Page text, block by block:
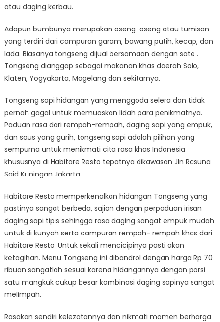
atau daging kerbau.
Adapun bumbunya merupakan oseng-oseng atau tumisan
yang terdiri dari campuran garam, bawang putih, kecap, dan
lada. Biasanya tongseng dijual bersamaan dengan sate .
Tongseng dianggap sebagai makanan khas daerah Solo,
Klaten, Yogyakarta, Magelang dan sekitarnya.
Tongseng sapi hidangan yang menggoda selera dan tidak
pernah gagal untuk memuaskan lidah para penikmatnya.
Paduan rasa dari rempah-rempah, daging sapi yang empuk,
dan saus yang gurih, tongseng sapi adalah pilihan yang
sempurna untuk menikmati cita rasa khas Indonesia
khususnya di Habitare Resto tepatnya dikawasan Jln Rasuna
Said Kuningan Jakarta.
Habitare Resto memperkenalkan hidangan Tongseng yang
pastinya sangat berbeda, sajian dengan perpaduan irisan
daging sapi tipis sehingga rasa daging sangat empuk mudah
untuk di kunyah serta campuran rempah- rempah khas dari
Habitare Resto. Untuk sekali mencicipinya pasti akan
ketagihan. Menu Tongseng ini dibandrol dengan harga Rp 70
ribuan sangatlah sesuai karena hidangannya dengan porsi
satu mangkuk cukup besar kombinasi daging sapinya sangat
melimpah.
Rasakan sendiri kelezatannya dan nikmati momen berharga